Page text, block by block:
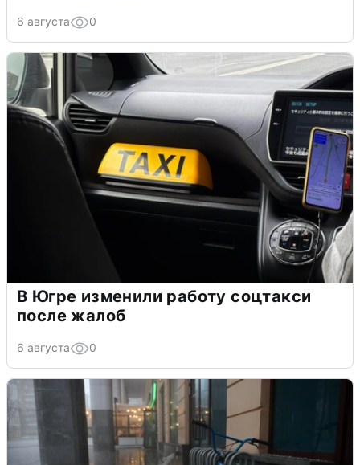
6 августа 0
В Югре изменили работу соцтакси
после жалоб
6 августа 0